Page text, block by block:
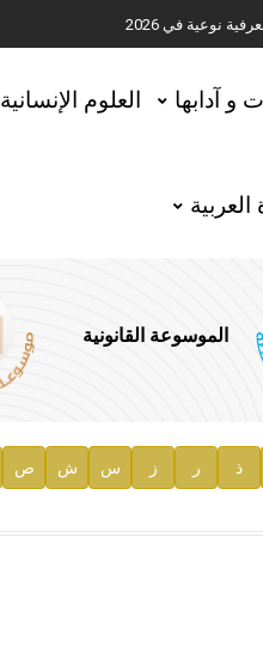
نوعية في 2026
و آدابها العلوم الإنسانية
الموسوعة القانونية
ذ ر ز س ش ص